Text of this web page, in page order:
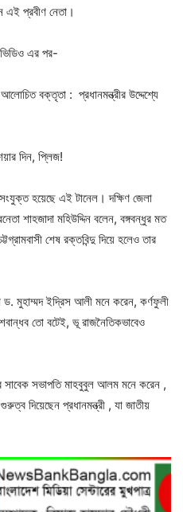
এই প্রবীণ নেতা।
ভিডিও এর পর-
বক্তৃতা : প্রধানমন্ত্রীর উদ্দেশ্যে
দিন, প্লিজ!
সংযুক্ত হয়েছে এই টানেল। দক্ষিণ জেলা
শাহজাদা মহিউদ্দিন বলেন, বঙ্গবন্ধুর মত
শেষ রক্তবিন্দু দিয়ে হলেও তার
মুহাম্মদ ইদ্রিস আলী মনে করেন, কর্ণফুলী
তো বটেই, ভূ রাজনৈতিকভাবেও
সাবেক সভাপতি মাহবুবুল আলম মনে করেন ,
দিয়েছেন প্রধানমন্ত্রী , যা জাতীয়